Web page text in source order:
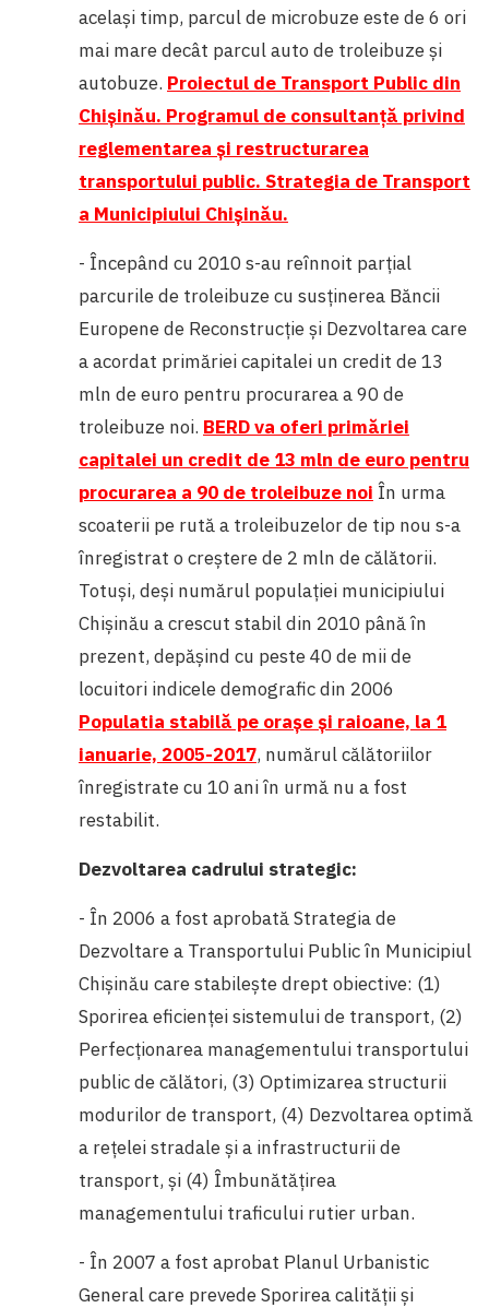
același timp, parcul de microbuze este de 6 ori
mai mare decât parcul auto de troleibuze și
autobuze. Proiectul de Transport Public din
Chişinău. Programul de consultanţă privind
reglementarea şi restructurarea
transportului public. Strategia de Transport
a Municipiului Chişinău.
- Începând cu 2010 s-au reînnoit parțial
parcurile de troleibuze cu susținerea Băncii
Europene de Reconstrucție și Dezvoltarea care
a acordat primăriei capitalei un credit de 13
mln de euro pentru procurarea a 90 de
troleibuze noi. BERD va oferi primăriei
capitalei un credit de 13 mln de euro pentru
procurarea a 90 de troleibuze noi În urma
scoaterii pe rută a troleibuzelor de tip nou s-a
înregistrat o creștere de 2 mln de călătorii.
Totuși, deși numărul populației municipiului
Chișinău a crescut stabil din 2010 până în
prezent, depășind cu peste 40 de mii de
locuitori indicele demografic din 2006
Populatia stabilă pe orașe și raioane, la 1
ianuarie, 2005-2017, numărul călătoriilor
înregistrate cu 10 ani în urmă nu a fost
restabilit.
Dezvoltarea cadrului strategic:
- În 2006 a fost aprobată Strategia de
Dezvoltare a Transportului Public în Municipiul
Chişinău care stabilește drept obiective: (1)
Sporirea eficienţei sistemului de transport, (2)
Perfecţionarea managementului transportului
public de călători, (3) Optimizarea structurii
modurilor de transport, (4) Dezvoltarea optimă
a reţelei stradale şi a infrastructurii de
transport, și (4) Îmbunătăţirea
managementului traficului rutier urban.
- În 2007 a fost aprobat Planul Urbanistic
General care prevede Sporirea calităţii şi